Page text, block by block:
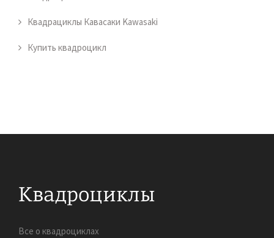
Квадрациклы Кавасаки Kawasaki
Купить квадроцикл
Все о квадроциклах